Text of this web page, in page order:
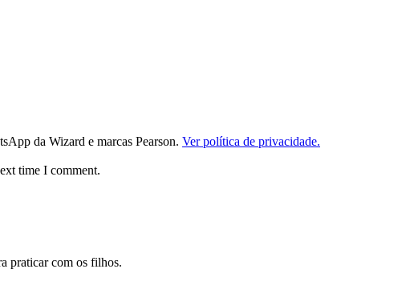
da Wizard e marcas Pearson. Ver política de privacidade.
time I comment.
praticar com os filhos.